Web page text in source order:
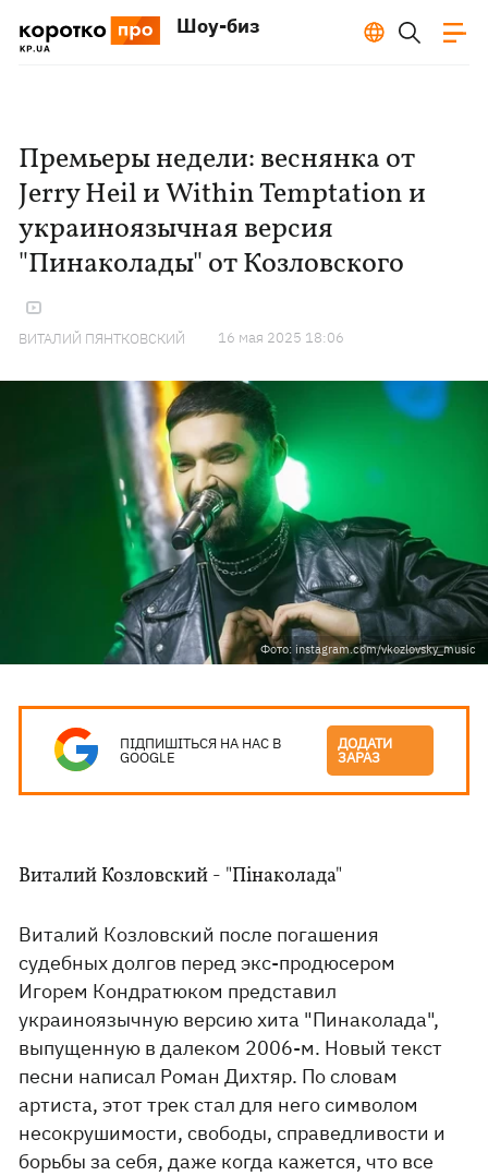
Шоу-биз
Премьеры недели: веснянка от
Jerry Heil и Within Temptation и
украиноязычная версия
"Пинаколады" от Козловского
ВИТАЛИЙ ПЯНТКОВСКИЙ 16 мая 2025 18:06
Фото: instagram.com/vkozlovsky_music
ПІДПИШІТЬСЯ НА НАС В
GOOGLE
ДОДАТИ
ЗАРАЗ
Виталий Козловский - "Пінаколада"
Виталий Козловский после погашения
судебных долгов перед экс-продюсером
Игорем Кондратюком представил
украиноязычную версию хита "Пинаколада",
выпущенную в далеком 2006-м. Новый текст
песни написал Роман Дихтяр. По словам
артиста, этот трек стал для него символом
несокрушимости, свободы, справедливости и
борьбы за себя, даже когда кажется, что все